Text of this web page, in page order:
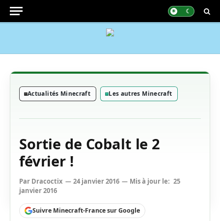
Actualités Minecraft Les autres Minecraft
Sortie de Cobalt le 2
février !
Par Dracoctix 24 janvier 2016 Mis à jour le: 25
janvier 2016
Suivre Minecraft-France sur Google